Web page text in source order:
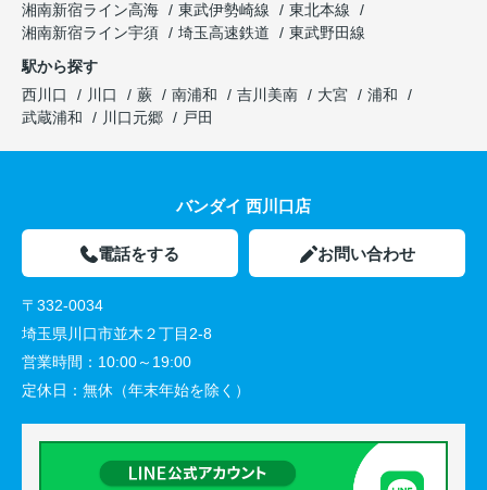
湘南新宿ライン高海
東武伊勢崎線
東北本線
湘南新宿ライン宇須
埼玉高速鉄道
東武野田線
駅から探す
西川口
川口 蕨 南浦和 吉川美南 大宮
浦和
武蔵浦和
川口元郷 戸田
バンダイ 西川口店
電話をする お問い合わせ
〒332-0034
埼玉県川口市並木２丁目2-8
営業時間： 10:00～19:00
定休日： 無休（年末年始を除く）